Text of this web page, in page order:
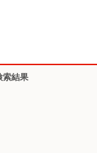
索結果